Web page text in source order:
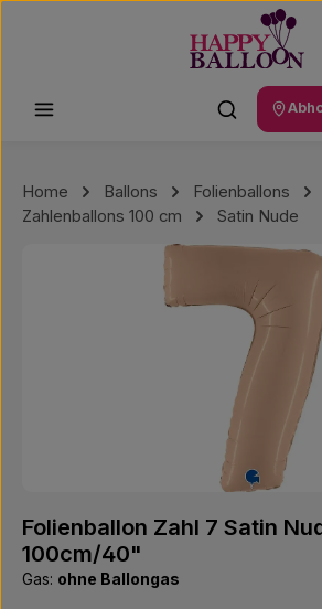
Home Ballons
Folienballons
Zahlenballons 100 cm
Satin Nude
Folienballon Zahl 7 Satin
100cm/40"
Gas: ohne Ballongas